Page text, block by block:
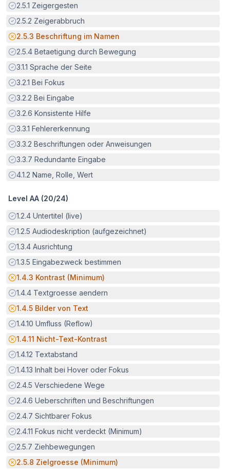
Erfüllt:
2.5.1 Zeigergesten
Erfüllt:
2.5.2 Zeigerabbruch
Potenzielle Barriere:
2.5.3 Beschriftung im Namen
Erfüllt:
2.5.4 Betaetigung durch Bewegung
Erfüllt:
3.1.1 Sprache der Seite
Erfüllt:
3.2.1 Bei Fokus
Erfüllt:
3.2.2 Bei Eingabe
Erfüllt:
3.2.6 Konsistente Hilfe
Erfüllt:
3.3.1 Fehlererkennung
Erfüllt:
3.3.2 Beschriftungen oder Anweisungen
Erfüllt:
3.3.7 Redundante Eingabe
Erfüllt:
4.1.2 Name, Rolle, Wert
Level AA (20/24)
Erfüllt:
1.2.4 Untertitel (live)
Erfüllt:
1.2.5 Audiodeskription (aufgezeichnet)
Erfüllt:
1.3.4 Ausrichtung
Erfüllt:
1.3.5 Eingabezweck bestimmen
Potenzielle Barriere:
1.4.3 Kontrast (Minimum)
Erfüllt:
1.4.4 Textgroesse aendern
Potenzielle Barriere:
1.4.5 Bilder von Text
Erfüllt:
1.4.10 Umfluss (Reflow)
Potenzielle Barriere:
1.4.11 Nicht-Text-Kontrast
Erfüllt:
1.4.12 Textabstand
Erfüllt:
1.4.13 Inhalt bei Hover oder Fokus
Erfüllt:
2.4.5 Verschiedene Wege
Erfüllt:
2.4.6 Ueberschriften und Beschriftungen
Erfüllt:
2.4.7 Sichtbarer Fokus
Erfüllt:
2.4.11 Fokus nicht verdeckt (Minimum)
Erfüllt:
2.5.7 Ziehbewegungen
Potenzielle Barriere:
2.5.8 Zielgroesse (Minimum)